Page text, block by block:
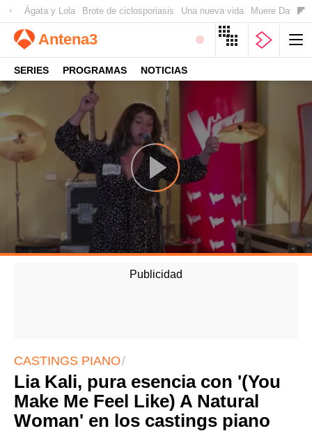
Ágata y Lola Brote de ciclosporiasis Una nueva vida Muere David
Antena3
SERIES PROGRAMAS NOTICIAS
CASTINGS PIANO
Lia Kali, pura esencia con '(You
Make Me Feel Like) A Natural
Woman' en los castings piano